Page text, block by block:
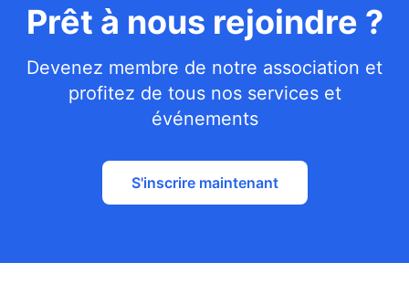
Prêt à nous rejoindre ?
Devenez membre de notre association et
profitez de tous nos services et
événements
S'inscrire maintenant